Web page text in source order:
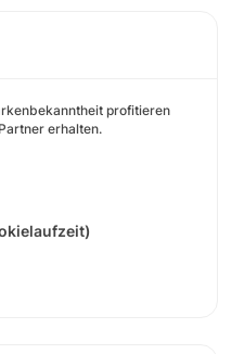
profitieren
erhalten.